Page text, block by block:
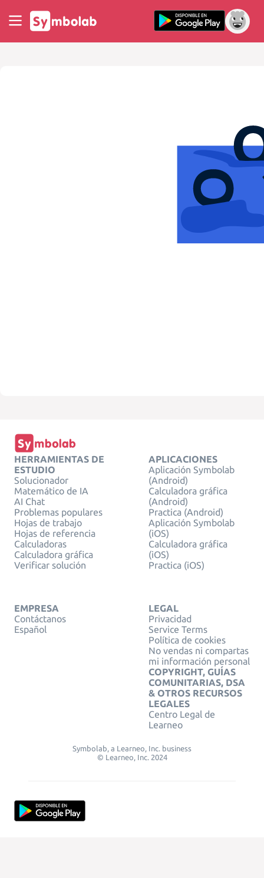
HERRAMIENTAS DE
ESTUDIO
Solucionador
Matemático de IA
AI Chat
Problemas populares
Hojas de trabajo
Hojas de referencia
Calculadoras
Calculadora gráfica
Verificar solución
APLICACIONES
Aplicación Symbolab
(Android)
Calculadora gráfica
(Android)
Practica (Android)
Aplicación Symbolab
(iOS)
Calculadora gráfica
(iOS)
Practica (iOS)
EMPRESA
Contáctanos
Español
LEGAL
Privacidad
Service Terms
Política de cookies
No vendas ni compartas
mi información personal
COPYRIGHT, GUÍAS
COMUNITARIAS, DSA
& OTROS RECURSOS
LEGALES
Centro Legal de
Learneo
Symbolab, a Learneo, Inc. business
© Learneo, Inc. 2024